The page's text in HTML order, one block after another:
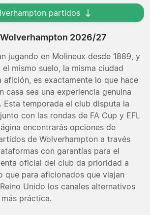
partidos
2026/27
jugando en Molineux desde 1889, y
mismo suelo, la misma ciudad
afición, es exactamente lo que hace
casa sea una experiencia genuina
Esta temporada el club disputa la
con las rondas de FA Cup y EFL
encontrarás opciones de
de Wolverhampton a través
con garantías para el
oficial del club da prioridad a
que para aficionados que viajan
Unido los canales alternativos
práctica.